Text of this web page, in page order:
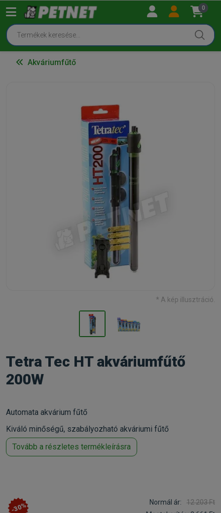
0
Akváriumfűtő
* A kép illusztráció.
Tetra Tec HT akváriumfűtő
200W
Automata akvárium fűtő
Kiváló minőségű, szabályozható akváriumi fűtő
Tovább a részletes termékleírásra
-30% Normál ár:
12 203 Ft